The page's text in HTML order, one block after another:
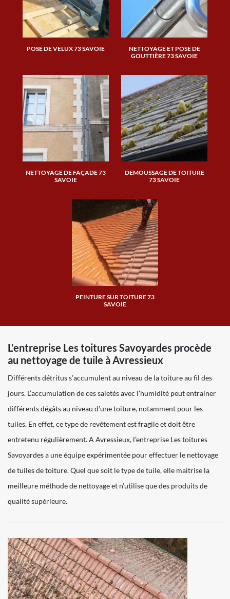
POSE DE VELUX 73 SAVOIE
NETTOYAGE ET POSE DE
GOUTTIÈRE 73 SAVOIE
NETTOYAGE DE FAÇADE 73
SAVOIE
DEMOUSSAGE DE TOITURE
73 SAVOIE
PEINTURE SUR TOITURE 73
SAVOIE
L’entreprise Les toitures Savoyardes procède
au nettoyage de tuile à Avressieux
Différents détritus s’accumulent au niveau de la toiture au fil des
jours. L’accumulation de ces saletés avec l’humidité peut entrainer
différents dégâts au niveau d’une toiture, notamment pour les
tuiles. En effet, ce type de revêtement est fragile et doit être
entretenu régulièrement. A Avressieux, l’entreprise Les toitures
Savoyardes a une équipe expérimentée pour effectuer le nettoyage
de tuiles de toiture. Quel que soit le type de tuile, elle maitrise la
meilleure méthode de nettoyage et n’utilise que des produits de
qualité supérieure.